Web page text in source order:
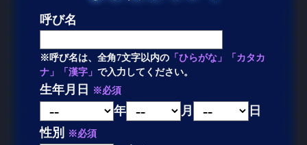
呼び名
※呼び名は、全角7文字以内の 「ひらがな」「カタカ
ナ」「漢字」で入力してください。
生年月日 ※必須
年 月
日
性別
※必須